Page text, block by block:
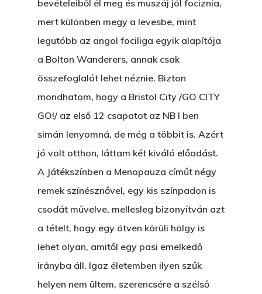
bevételeiből él meg és muszáj jól fociznia,
mert különben megy a levesbe, mint
legutóbb az angol fociliga egyik alapítója
a Bolton Wanderers, annak csak
összefoglalót lehet néznie. Bizton
mondhatom, hogy a Bristol City /GO CITY
GO!/ az első 12 csapatot az NB I ben
simán lenyomná, de még a többit is. Azért
jó volt otthon, láttam két kiváló előadást.
A Játékszínben a Menopauza címűt négy
remek színésznővel, egy kis színpadon is
csodát művelve, mellesleg bizonyítván azt
a tételt, hogy egy ötven körüli hölgy is
lehet olyan, amitől egy pasi emelkedő
irányba áll. Igaz életemben ilyen szűk
helyen nem ültem, szerencsére a szélső
Akkor És Ott
Nem Szégyen Az
És Akkor A Balta
A Pitli
Ment A Hűtlen
Egy Be-Fektetést,
FELICITÁ
Betli
Egy Világbajnokságot,
Hírek
Wow Look At This!
This is an optional,
customizable off canvas
T:+216 (0)40 3629
E: